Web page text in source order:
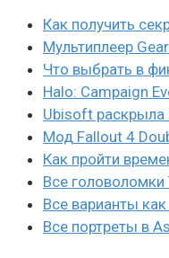
Как получить
Мультиплеер
Что выбрать в
Halo: Campaign
Ubisoft
Мод Fallout 4
Как пройти
Все головоломки
Все варианты
Все портреты в